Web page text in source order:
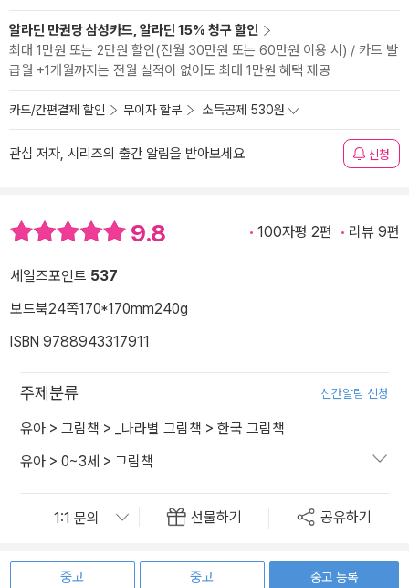
알라딘 만권당 삼성카드, 알라딘 15% 청구 할인
최대 1만원 또는 2만원 할인(전월 30만원 또는 60만원 이용 시) / 카드 발
급월 +1개월까지는 전월 실적이 없어도 최대 1만원 혜택 제공
카드/간편결제 할인 무이자 할부 소득공제 530원
관심 저자, 시리즈의 출간 알림을 받아보세요 신청
9.8 100자평 2편 리뷰 9편
세일즈포인트 537
보드북24쪽170*170mm240g
ISBN 9788943317911
주제분류 신간알림 신청
유아 > 그림책 > _나라별 그림책 > 한국 그림책
유아 > 0~3세 > 그림책
선물하기 공유하기
중고
중고
중고 등록